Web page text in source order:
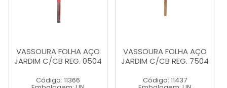
VASSOURA FOLHA AÇO
JARDIM C/CB REG. 0504
Código: 11366
VASSOURA FOLHA AÇO
JARDIM C/CB REG. 7504
Código: 11437